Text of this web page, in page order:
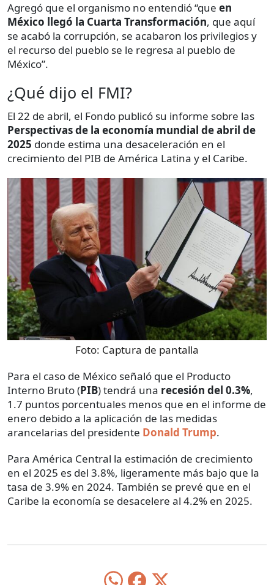
Agregó que el organismo no entendió “que en
México llegó la Cuarta Transformación, que aquí
se acabó la corrupción, se acabaron los privilegios y
el recurso del pueblo se le regresa al pueblo de
México”.
¿Qué dijo el FMI?
El 22 de abril, el Fondo publicó su informe sobre las
Perspectivas de la economía mundial de abril de
2025 donde estima una desaceleración en el
crecimiento del PIB de América Latina y el Caribe.
Foto: Captura de pantalla
Para el caso de México señaló que el Producto
Interno Bruto (PIB) tendrá una recesión del 0.3%,
1.7 puntos porcentuales menos que en el informe de
enero debido a la aplicación de las medidas
arancelarias del presidente Donald Trump.
Para América Central la estimación de crecimiento
en el 2025 es del 3.8%, ligeramente más bajo que la
tasa de 3.9% en 2024. También se prevé que en el
Caribe la economía se desacelere al 4.2% en 2025.